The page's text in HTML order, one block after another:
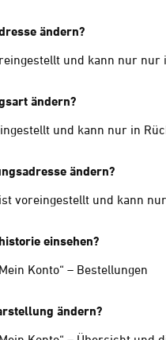
ändern?
und kann nur
ändern?
und kann nur in
ändern?
voreingestellt und kann
einsehen?
Konto“ – Bestellungen
ändern?